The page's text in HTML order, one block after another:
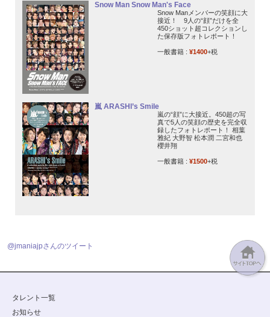
Snow Man Snow Man's Face
Snow Manメンバーの笑顔に大
接近！ 9人の“顔”だけを全
450ショット超コレクションし
た保存版フォトレポート！
一般書籍 : ¥1400+税
嵐 ARASHI’s Smile
嵐の“顔”に大接近。450超の写
真で5人の笑顔の歴史を完全収
録したフォトレポート！ 相葉
雅紀 大野智 松本潤 二宮和也
櫻井翔
一般書籍 : ¥1500+税
@jmaniajpさんのツイート
タレント一覧
お知らせ